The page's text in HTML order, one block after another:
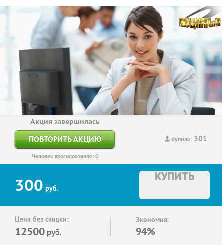
Купили: 301
Акция завершилась
ПОВТОРИТЬ АКЦИЮ
Человек проголосовало: 0
300 руб.
КУПИТЬ
Цена без скидки:
12500 руб.
Экономия:
94%